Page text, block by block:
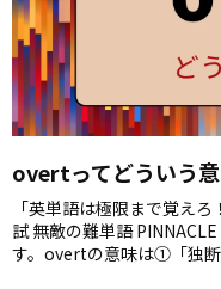
overtってどういう意
「英単語は極限まで覚え
試 無敵の難単語
す。overtの意味は①「独